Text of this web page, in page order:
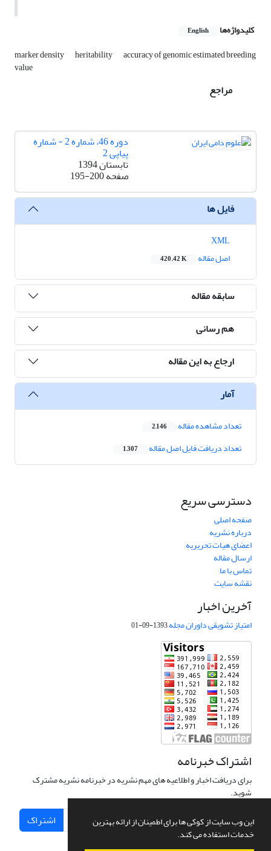
این وب سایت از کوکی ها برای اطمینان از ارائه بهترین
خدمات استفاده می کند.
کلیدواژه‌ها English
marker density heritability accuracy of genomic estimated breeding
value
مراجع
دوره 46، شماره 2 - شماره
پیاپی 2
تابستان 1394
صفحه195-200
فایل ها
اصل مقاله
420.42 K
سابقه مقاله
هم رسانی
ارجاع به این مقاله
آمار
تعداد مشاهده مقاله 2,146
تعداد دریافت فایل اصل مقاله 1,307
دسترسی سریع
صفحه اصلی
درباره نشریه
اعضای هیات تحریریه
ارسال مقاله
تماس با ما
نقشه سایت
آخرین اخبار
امتیاز تشویقی داوران مجله1393-09-01
اشتراک خبرنامه
برای دریافت اخبار و اطلاعیه های مهم نشریه در خبرنامه نشریه مشترک
شوید.
اشتراک